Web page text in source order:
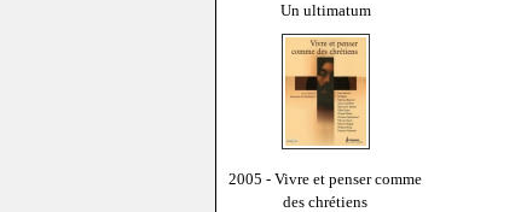
Un ultimatum
2005 - Vivre et penser comme
des chrétiens